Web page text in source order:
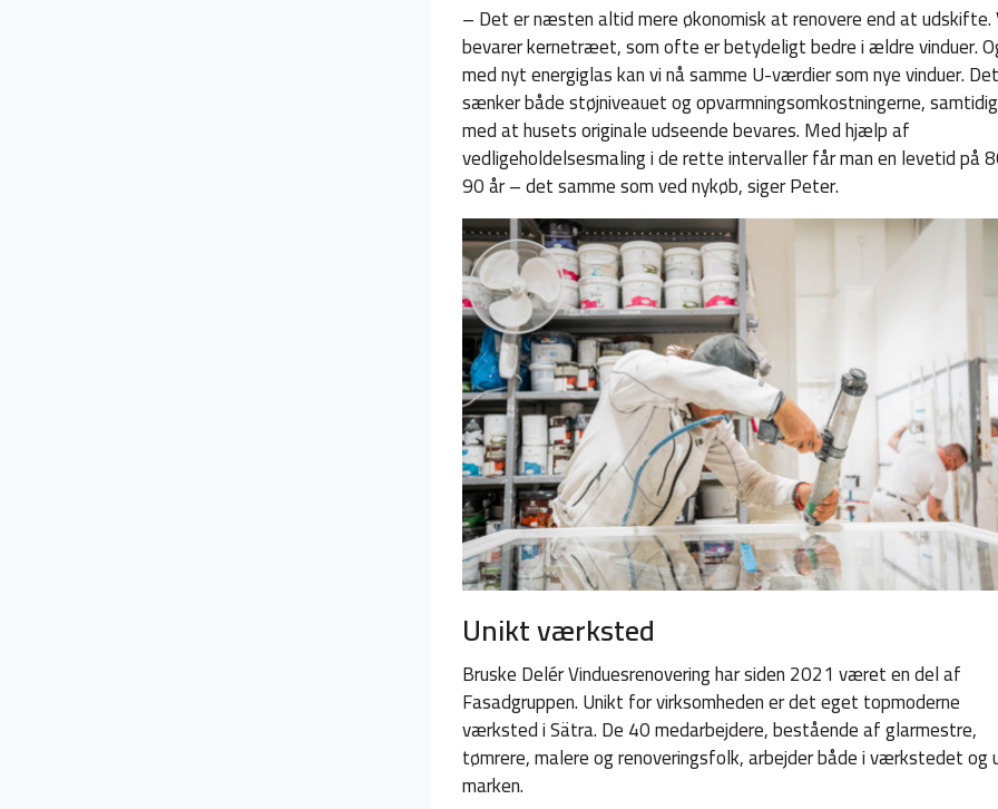
– Det er næsten altid mere økonomisk at renovere end at udskifte.
bevarer kernetræet, som ofte er betydeligt bedre i ældre vinduer.
med nyt energiglas kan vi nå samme U-værdier som nye vinduer. Det
sænker både støjniveauet og opvarmningsomkostningerne, samtidig
med at husets originale udseende bevares. Med hjælp af
vedligeholdelsesmaling i de rette intervaller får man en levetid på
90 år – det samme som ved nykøb, siger Peter.
Unikt værksted
Bruske Delér Vinduesrenovering har siden 2021 været en del af
Fasadgruppen. Unikt for virksomheden er det eget topmoderne
værksted i Sätra. De 40 medarbejdere, bestående af glarmestre,
tømrere, malere og renoveringsfolk, arbejder både i værkstedet og
marken.